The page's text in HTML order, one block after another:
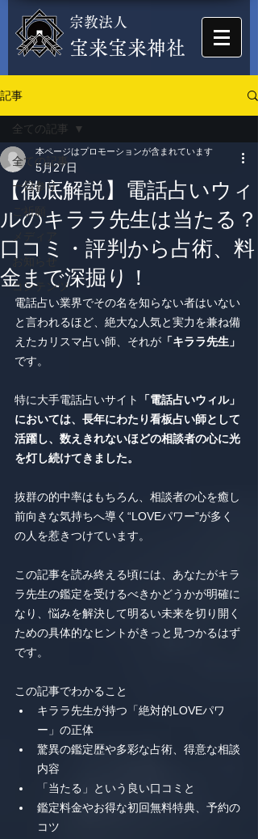
宗教法人
​宝来宝来神社
記事
全ての記事
一日参り
ご祈願
お知らせ
コンテンツ
全ての記事
【徹底解説】電話占いウィ
ルのキララ先生は当たる？
口コミ・評判から占術、料
金まで深掘り！
本ページはプロモーションが含まれています
5月27日
電話占い業界でその名を知らない者はいない
と言われるほど、絶大な人気と実力を兼ね備
えたカリスマ占い師、それが 「キララ先生」
です。
特に大手電話占いサイト
「電話占いウィル」
においては、長年にわたり看板占い師として
活躍し、数えきれないほどの相談者の心に光
を灯し続けてきました。
抜群の的中率はもちろん、相談者の心を癒し
前向きな気持ちへ導く“LOVEパワー”が多く
の人を惹きつけています。
この記事を読み終える頃には、あなたがキラ
ラ先生の鑑定を受けるべきかどうかが明確に
なり、悩みを解決して明るい未来を切り開く
ための具体的なヒントがきっと見つかるはず
です。
この記事でわかること
キララ先生が持つ「絶対的LOVEパワ
ー」の正体
驚異の鑑定歴や多彩な占術、得意な相談
内容
「当たる」という良い口コミと
鑑定料金やお得な初回無料特典、予約の
コツ